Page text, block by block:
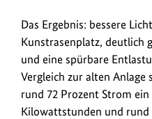
Zuschüsse
über
die
Nationale
Klimaschutzinitiative
erhalten.
Das Ergebnis: bessere
Kunstrasenplatz, deutlich
und eine spürbare
Vergleich zur alten Anlage
rund 72 Prozent Strom ein
Kilowattstunden und rund